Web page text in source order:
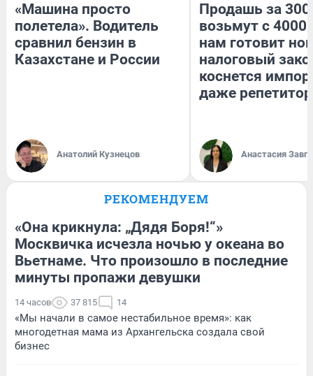
«Машина просто
полетела». Водитель
сравнил бензин в
Казахстане и России
Анатолий Кузнецов
Продашь за
возьмут с
нам готовит
налоговый
коснется
даже
Анастасия
РЕКОМЕНДУЕМ
«Она крикнула: „Дядя Боря!“»
Москвичка исчезла ночью у океана во
Вьетнаме. Что произошло в последние
минуты пропажи девушки
14 часов 37 815 14
«Мы начали в самое нестабильное время»: как
многодетная мама из Архангельска создала свой
бизнес